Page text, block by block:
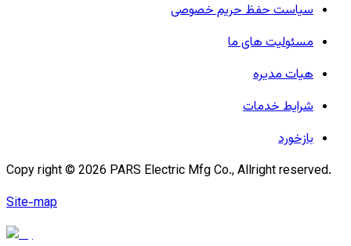
سیاست حفظ حریم خصوصی
مسئولیت های ما
هیات مدیره
شرایط خدمات
بازخورد
Copy right © 2026 PARS Electric Mfg Co., Allright reserved.
Site-map